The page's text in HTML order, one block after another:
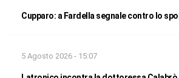
Cupparo: a Fardella segnale contro lo
5 Agosto 2026 - 15:07